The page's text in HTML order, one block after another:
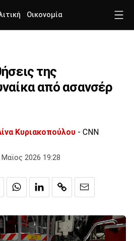
Οικονομία
της
από ασανσέρ
Κυριακοπούλου - CNN
2026 19:28